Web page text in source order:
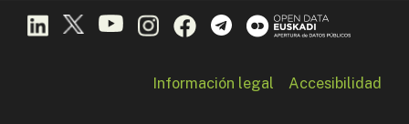
Información legal Accesibilidad